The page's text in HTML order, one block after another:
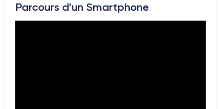
Parcours d'un Smartphone